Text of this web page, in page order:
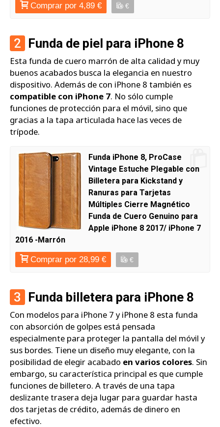
Comprar por 4,89 € €
2 Funda de piel para iPhone 8
Esta funda de cuero marrón de alta calidad y muy
buenos acabados busca la elegancia en nuestro
dispositivo. Además de con iPhone 8 también es
compatible con iPhone 7. No sólo cumple
funciones de protección para el móvil, sino que
gracias a la tapa articulada hace las veces de
trípode.
Funda iPhone 8, ProCase
Vintage Estuche Plegable con
Billetera para Kickstand y
Ranuras para Tarjetas
Múltiples Cierre Magnético
Funda de Cuero Genuino para
Apple iPhone 8 2017/ iPhone 7
2016 -Marrón
Comprar por 28,99 € €
3 Funda billetera para iPhone 8
Con modelos para iPhone 7 y iPhone 8 esta funda
con absorción de golpes está pensada
especialmente para proteger la pantalla del móvil y
sus bordes. Tiene un diseño muy elegante, con la
posibilidad de elegir acabado en varios colores. Sin
embargo, su característica principal es que cumple
funciones de billetero. A través de una tapa
deslizante trasera deja lugar para guardar hasta
dos tarjetas de crédito, además de dinero en
efectivo.